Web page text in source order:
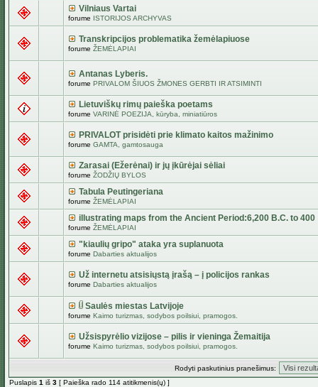
Vilniaus Vartai
forume ISTORIJOS ARCHYVAS
Transkripcijos problematika žemėlapiuose
forume ŽEMĖLAPIAI
Antanas Lyberis.
forume PRIVALOM ŠIUOS ŽMONES GERBTI IR ATSIMINTI
Lietuviškų rimų paieška poetams
forume VARINĖ POEZIJA, kūryba, miniatiūros
PRIVALOT prisidėti prie klimato kaitos mažinimo
forume GAMTA, gamtosauga
Zarasai (Ežerėnai) ir jų įkūrėjai sėliai
forume ŽODŽIŲ BYLOS
Tabula Peutingeriana
forume ŽEMĖLAPIAI
illustrating maps from the Ancient Period:6,200 B.C. to 400
forume ŽEMĖLAPIAI
"kiaulių gripo" ataka yra suplanuota
forume Dabarties aktualijos
Už internetu atsisiųstą įrašą – į policijos rankas
forume Dabarties aktualijos
Saulės miestas Latvijoje
forume Kaimo turizmas, sodybos poilsiui, pramogos.
Užsispyrėlio vizijose – pilis ir vieninga Žemaitija
forume Kaimo turizmas, sodybos poilsiui, pramogos.
Rodyti paskutinius pranešimus:
Puslapis 1 iš 3 [ Paieška rado 114 atitikmenis(ų) ]